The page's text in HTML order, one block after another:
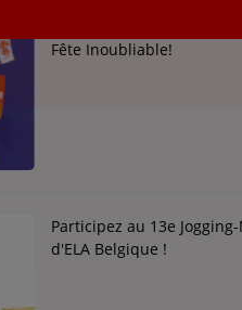
Fête Inoubliable!
Participez au 13e
d'ELA Belgique !